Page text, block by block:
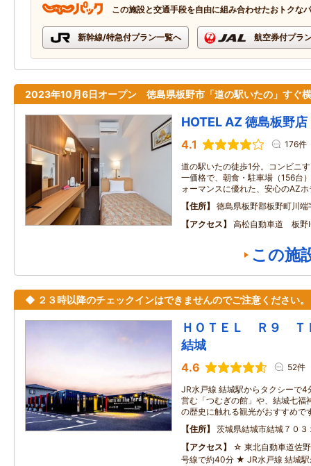
この施設と交通手段を自由に組み合わせたおトクな
新幹線/特急付プラン一覧へ 航空券付プラ
2023年10月6日オープン 徳島県板野市「道の駅いたの」すぐ横
HOTEL AZ 徳島板野店
4.1 176件
道の駅いたの徒歩1分。コンビニ
一価格で、朝食・駐車場（156台
ォーマンスに優れた、安心のAZ
住所
徳島県板野郡板野町川
アクセス
高松自動車道 板野
この施
◆ ２３時以降のチェックインはできませんのでご注意ください。
ＨＯＴＥＬ Ｒ９
結城
4.6 52件
JR水戸線 結城駅からタクシーで
営む「つむぎの館」や、結城七福
の歴史に触れる観光がおすすめで
住所
茨城県結城市結城７０３
アクセス
☆ 東北自動車道佐
号線で約40分 ★ JR水戸線 結城駅